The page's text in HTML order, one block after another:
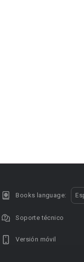
Books language:
Soporte técnico
Versión móvil